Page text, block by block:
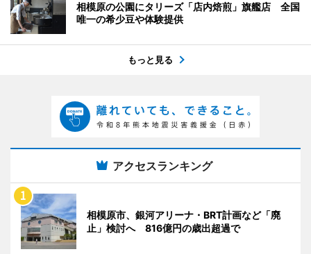
相模原の公園にタリーズ「店内焙煎」旗艦店 全国
唯一の希少豆や体験提供
もっと見る
アクセスランキング
相模原市、銀河アリーナ・BRT計画など「廃
止」検討へ 816億円の歳出超過で